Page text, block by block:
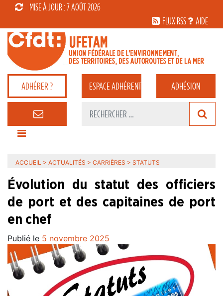
MISE À JOUR : 7 AOÛT 2026
FLUX RSS
AIDE
ADHÉRER ? ESPACEADHÉRENT ADHÉSION
ACCUEIL > ACTUALITÉS > CARRIÈRES > STATUTS
Évolution du statut des officiers
de port et des capitaines de port
en chef
Publié le 5 novembre 2025